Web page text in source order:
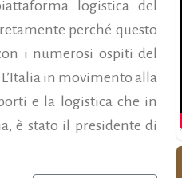
logistica del
perché questo
i numerosi ospiti del
in movimento alla
e la logistica che in
è stato il presidente di